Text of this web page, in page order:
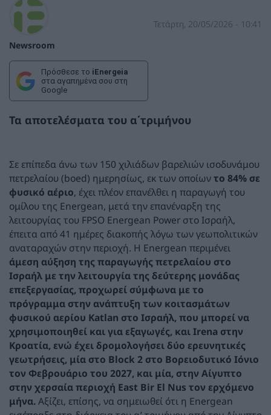
Newsroom
Τετάρτη, 20/05/2026 - 10:41
Πρόσθεσε το iEnergeia
στα αγαπημένα σου στη
Google
Τα αποτελέσματα του α΄τριμήνου
Σε επίπεδα άνω των 150 χιλιάδων βαρελιών ισοδυνάμου
πετρελαίου (boed) ημερησίως, εκ των οποίωντο 84% σε
φυσικό αέριο, έχει πλέον επανέλθει η παραγωγή του
ομίλου της Energean, μετά την επανέναρξη της
λειτουργίας του FPSO Energean Power στο Ισραήλ,
έπειτα από 41 ημέρες διακοπής λόγω των γεωπολιτικών
αναταραχών στην περιοχή. Η Energean περιμένει
άμεση αύξηση της παραγωγής πετρελαίου στο
Ισραήλ με την λειτουργία της δεύτερης μονάδας
επεξεργασίας, προχωρεί σύμφωνα με το
πρόγραμμα στην ανάπτυξη των κοιτασμάτων
φυσικού αερίου Katlan στο Ισραήλ, που μπορεί να
χρησιμοποιηθεί και για εξαγωγές, και Irena στην
Κροατία, ενώ έχει δρομολογήσει δύο ερευνητικές
γεωτρήσεις, μία στο Block 2 στο Βορειοδυτικό Ιόνιο
τον Φεβρουάριο του 2027, και μία, στην Αίγυπτο
στην χερσαία περιοχή East Bir El Nus τον ερχόμενο
μήνα.Αξίζει, επίσης, να σημειωθεί ότι η Energean